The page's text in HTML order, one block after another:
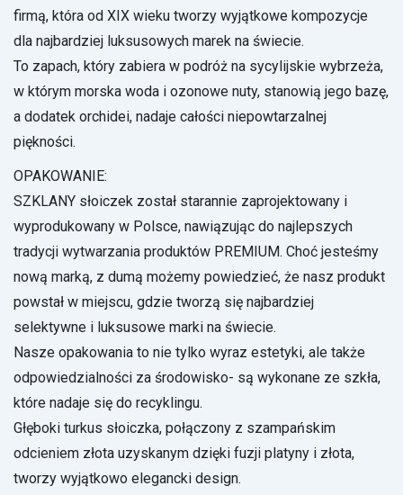
firmą, która od XIX wieku tworzy wyjątkowe kompozycje
dla najbardziej luksusowych marek na świecie.
To zapach, który zabiera w podróż na sycylijskie wybrzeża,
w którym morska woda i ozonowe nuty, stanowią jego bazę,
a dodatek orchidei, nadaje całości niepowtarzalnej
piękności.
OPAKOWANIE:
SZKLANY słoiczek został starannie zaprojektowany i
wyprodukowany w Polsce, nawiązując do najlepszych
tradycji wytwarzania produktów PREMIUM. Choć jesteśmy
nową marką, z dumą możemy powiedzieć, że nasz produkt
powstał w miejscu, gdzie tworzą się najbardziej
selektywne i luksusowe marki na świecie.
Nasze opakowania to nie tylko wyraz estetyki, ale także
odpowiedzialności za środowisko- są wykonane ze szkła,
które nadaje się do recyklingu.
Głęboki turkus słoiczka, połączony z szampańskim
odcieniem złota uzyskanym dzięki fuzji platyny i złota,
tworzy wyjątkowo elegancki design.